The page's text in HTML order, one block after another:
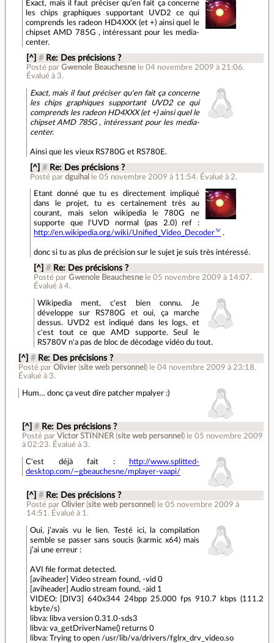
Exact, mais il faut préciser qu'en fait ça concerne
les chips graphiques supportant UVD2 ce qui
comprends les radeon HD4XXX (et +) ainsi quel le
chipset AMD 785G , intéressant pour les media-
center.
[^] # Re: Des précisions ?
Posté par Gwenole Beauchesne le 04 novembre 2009 à 21:06.
Évalué à 3.
Exact, mais il faut préciser qu'en fait ça concerne
les chips graphiques supportant UVD2 ce qui
comprends les radeon HD4XXX (et +) ainsi quel le
chipset AMD 785G , intéressant pour les media-
center.
Ainsi que les vieux RS780G et RS780E.
[^] # Re: Des précisions ?
Posté par dguihal le 05 novembre 2009 à 11:54. Évalué à 2.
Etant donné que tu es directement impliqué
dans le projet, tu es certainement très au
courant, mais selon wikipedia le 780G ne
supporte que l'UVD normal (pas 2.0) ref :
http://en.wikipedia.org/wiki/Unified_Video_Decoder
.
donc si tu as plus de précision sur le sujet je suis très intéressé.
[^] # Re: Des précisions ?
Posté parGwenole Beauchesne le 05 novembre 2009 à 14:07.
Évalué à4.
Wikipedia ment, c'est bien connu. Je
développe sur RS780G et oui, ça marche
dessus. UVD2 est indiqué dans les logs, et
c'est tout ce que AMD supporte. Seul le
RS780V n'a pas de bloc de décodage vidéo du tout.
[^] # Re: Des précisions ?
Posté par Olivier(site web personnel ) le 04 novembre 2009 à 23:18.
Évalué à 3.
Hum… donc ça veut dire patcher mpalyer :)
[^] # Re: Des précisions ?
Posté parVictor STINNER (site web personnel ) le 05 novembre 2009
à 02:23. Évalué à 3.
C'est déjà fait :
http://www.splitted-
desktop.com/~gbeauchesne/mplayer-vaapi/
[^] # Re: Des précisions ?
Posté par Olivier(site web personnel ) le 05 novembre 2009 à
14:51 . Évalué à 1 .
Oui, j’avais vu le lien. Testé ici, la compilation
semble se passer sans soucis (karmic x64) mais
j’ai une erreur :
AVI file format detected.
[aviheader] Video stream found, -vid 0
[aviheader] Audio stream found, -aid 1
VIDEO: [DIV3] 640x344 24bpp 25.000 fps 910.7 kbps (111.2
kbyte/s)
libva: libva version 0.31.0-sds3
libva: va_getDriverName() returns 0
libva: Trying to open /usr/lib/va/drivers/fglrx_drv_video.so